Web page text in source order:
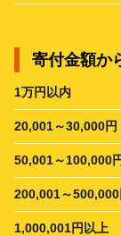
寄付金額か
1万円以内
20,001～30,000円
50,001～100,000
200,001～500,000
1,000,001円以上